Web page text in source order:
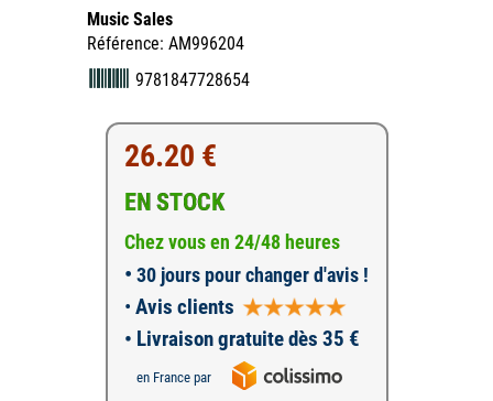
Music Sales
Référence: AM996204
9781847728654
26.20 €
EN STOCK
Chez vous en 24/48 heures
• 30 jours pour changer d'avis !
• Avis clients
• Livraison gratuite dès 35 €
en France par